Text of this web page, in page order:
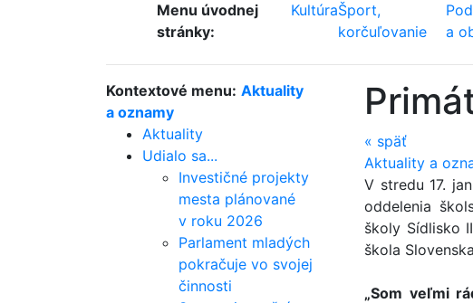
Menu úvodnej
stránky:
KultúraŠport,
korčuľovanie
a
Kontextové menu: Aktuality
a oznamy
Aktuality
Udialo sa...
Investičné projekty
mesta plánované
v roku 2026
Parlament mladých
pokračuje vo svojej
činnosti
« späť
Aktuality a
V stredu 17.
oddelenia
školy Sídlisko
škola
„Som veľmi